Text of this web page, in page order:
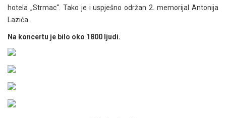
hotela „Strmac“. Tako je i uspješno održan 2. memorijal Antonija
Lazića.
Na koncertu je bilo oko 1800 ljudi.